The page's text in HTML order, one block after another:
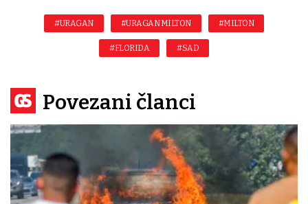
#URAGAN #URAGAN MILTON #MILTON
#FLORIDA #SAD
Povezani članci